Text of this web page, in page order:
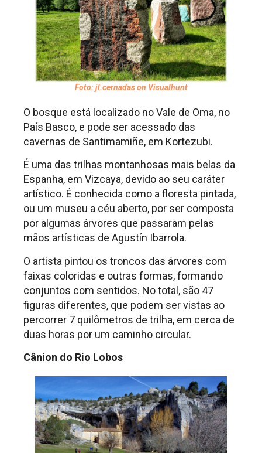
Foto: jl.cernadas on Visualhunt
O bosque está localizado no Vale de Oma, no
País Basco, e pode ser acessado das
cavernas de Santimamiñe, em Kortezubi.
É uma das trilhas montanhosas mais belas da
Espanha, em Vizcaya, devido ao seu caráter
artístico. É conhecida como a floresta pintada,
ou um museu a céu aberto, por ser composta
por algumas árvores que passaram pelas
mãos artísticas de Agustín Ibarrola.
O artista pintou os troncos das árvores com
faixas coloridas e outras formas, formando
conjuntos com sentidos. No total, são 47
figuras diferentes, que podem ser vistas ao
percorrer 7 quilômetros de trilha, em cerca de
duas horas por um caminho circular.
Cânion do Rio Lobos